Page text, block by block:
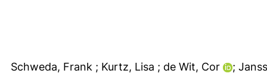
Schweda, Frank ; Kurtz, Lisa ; de Wit, Cor ;